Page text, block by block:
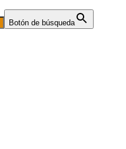
Botón de búsqueda